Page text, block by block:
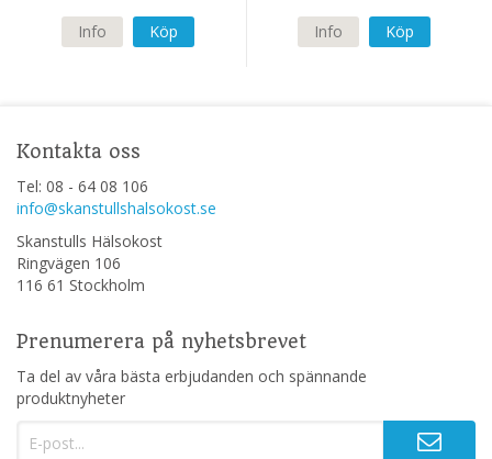
Info Köp Info Köp
Kontakta oss
Tel: 08 - 64 08 106
info@skanstullshalsokost.se
Skanstulls Hälsokost
Ringvägen 106
116 61 Stockholm
Prenumerera på nyhetsbrevet
Ta del av våra bästa erbjudanden och spännande
produktnyheter